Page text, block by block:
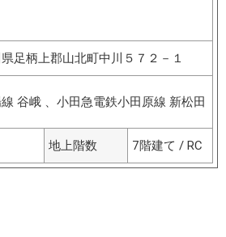
足柄上郡山北町中川５７２－１
谷峨 、小田急電鉄小田原線 新松田
地上階数 7階建て / RC